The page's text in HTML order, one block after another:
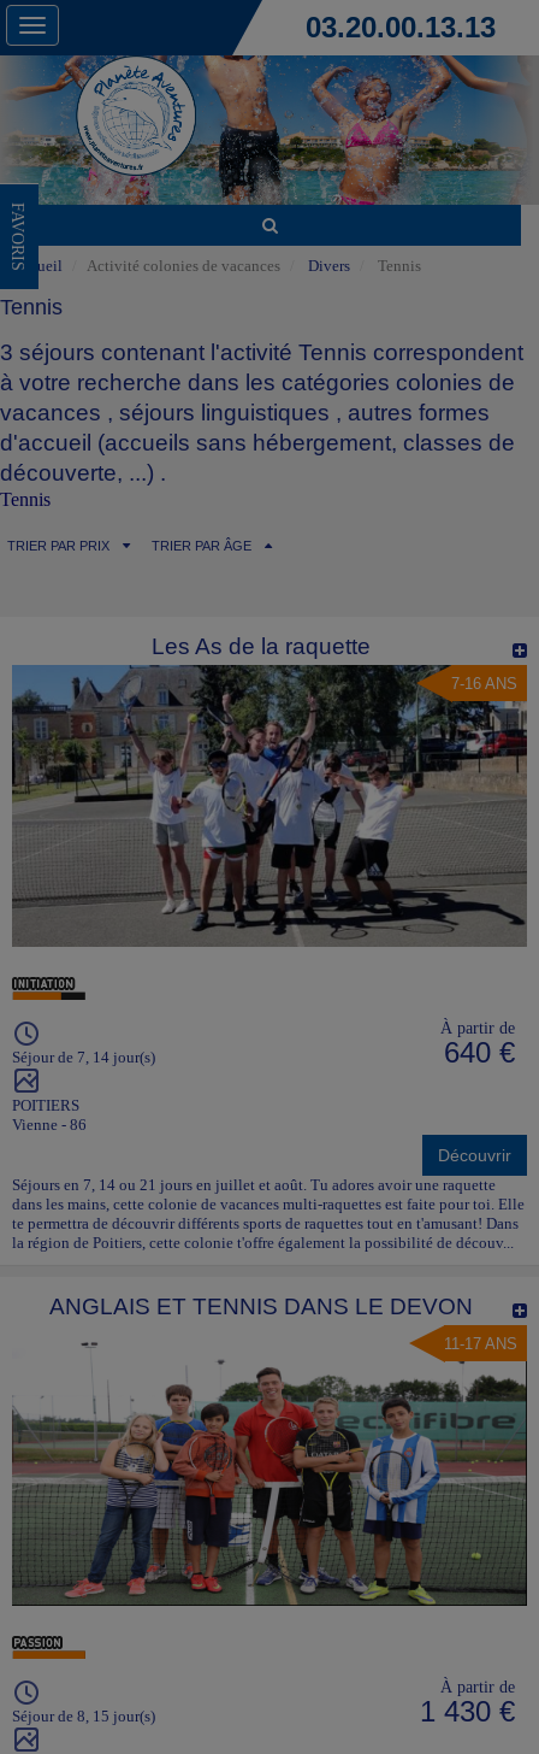
Toggle
navigation
03.20.00.13.13
FAVORIS
Accueil Activité colonies de vacances Divers Tennis
Tennis
3 séjours contenant l'activité Tennis correspondent
à votre recherche dans les catégories colonies de
vacances , séjours linguistiques , autres formes
d'accueil (accueils sans hébergement, classes de
découverte, ...) .
Tennis
TRIER PAR PRIX TRIER PAR ÂGE
Les As de la raquette
7-16 ANS
Séjour de 7, 14 jour(s)
POITIERS
Vienne - 86
À partir de
640 €
Découvrir
Séjours en 7, 14 ou 21 jours en juillet et août. Tu adores avoir une raquette
dans les mains, cette colonie de vacances multi-raquettes est faite pour toi. Elle
te permettra de découvrir différents sports de raquettes tout en t'amusant! Dans
la région de Poitiers, cette colonie t'offre également la possibilité de découv...
ANGLAIS ET TENNIS DANS LE DEVON
11-17 ANS
Séjour de 8, 15 jour(s)
À partir de
1 430 €